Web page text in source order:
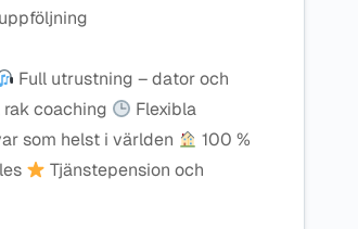
Full utrustning – dator och
coaching
Flexibla
som helst i världen
100 %
Tjänstepension och